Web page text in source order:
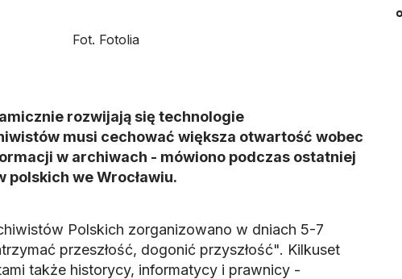
rozwijają się technologie
musi cechować większa otwartość wobec
w archiwach - mówiono podczas ostatniej
we Wrocławiu.
Polskich zorganizowano w dniach 5-7
przeszłość, dogonić przyszłość". Kilkuset
także historycy, informatycy i prawnicy -